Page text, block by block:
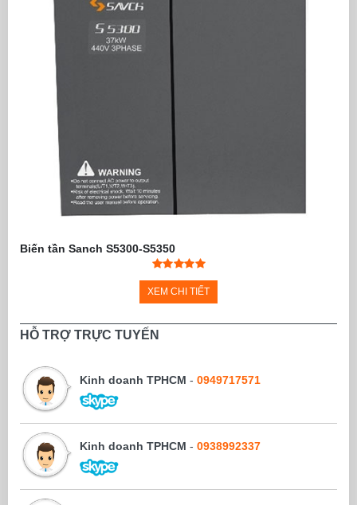
Biến tần Sanch S5300-S5350
XEM CHI TIẾT
HỖ TRỢ TRỰC TUYẾN
Kinh doanh TPHCM - 0949717571
Kinh doanh TPHCM - 0938992337